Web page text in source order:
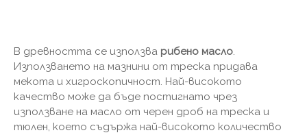
В древността се използва рибено масло.
Използването на мазнини от треска придава
мекота и хигроскопичност. Най-високото
качество може да бъде постигнато чрез
използване на масло от черен дроб на треска и
тюлен, което съдържа най-високото количество